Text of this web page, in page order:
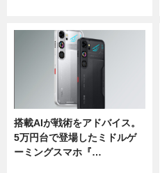
搭載AIが戦術をアドバイス。
5万円台で登場したミドルゲ
ーミングスマホ『…